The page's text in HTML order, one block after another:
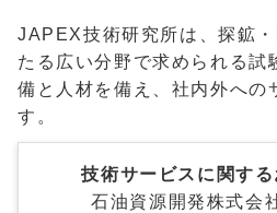
JAPEX技術研究所は、探鉱
たる広い分野で求められる試
備と人材を備え、社内外への
す。
技術サービスに関す
石油資源開発株式